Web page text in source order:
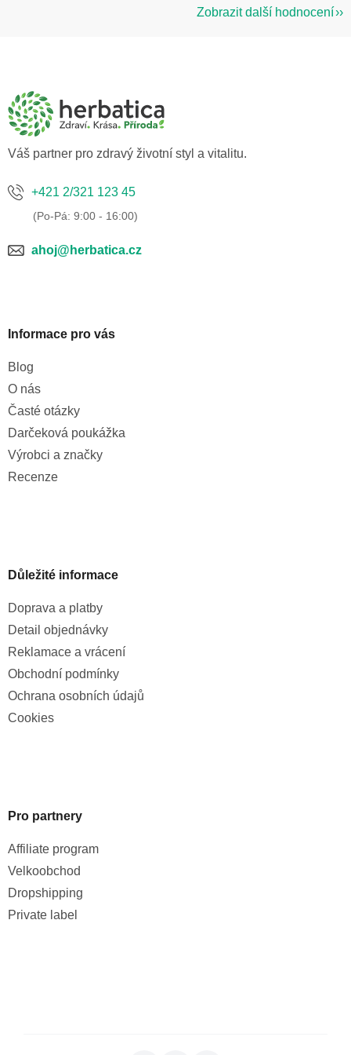
Zobrazit další hodnocení
a
Váš partner pro zdravý životní styl a vitalitu.
+421 2/321 123 45
ahoj@herbatica.cz
Informace pro vás
Blog
O nás
Časté otázky
Darčeková poukážka
Výrobci a značky
Recenze
Důležité informace
Doprava a platby
Detail objednávky
Reklamace a vrácení
Obchodní podmínky
Ochrana osobních údajů
Cookies
Pro partnery
Affiliate program
Velkoobchod
Dropshipping
Private label